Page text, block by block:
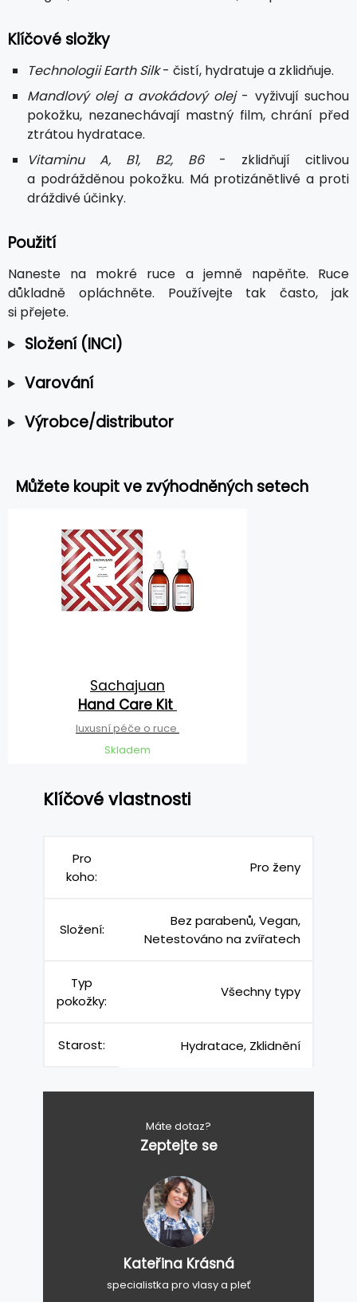
Klíčové složky
Technologii Earth Silk- čistí, hydratuje a zklidňuje.
Mandlový olej a avokádový olej- vyživují suchou
pokožku, nezanechávají mastný film, chrání před
ztrátou hydratace.
Vitaminu A, B1, B2, B6- zklidňují citlivou
a podrážděnou pokožku. Má protizánětlivé a proti
dráždivé účinky.
Použití
Naneste na mokré ruce a jemně napěňte. Ruce
důkladně opláchněte. Používejte tak často, jak
si přejete.
Složení (INCI)
Varování
Výrobce/distributor
Můžete koupit ve zvýhodněných setech
Sachajuan
Hand Care Kit
luxusní péče o ruce
Skladem
Klíčové vlastnosti
Pro
koho:
Pro ženy
Složení:
Bez parabenů, Vegan,
Netestováno na zvířatech
Typ
pokožky:
Všechny typy
Starost: Hydratace, Zklidnění
Máte dotaz?
Zeptejte se
Kateřina Krásná
specialistka pro vlasy a pleť